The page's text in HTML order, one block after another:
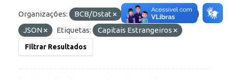
Organizações: BCB/Dstat Formatos:
HTML
JSON
Etiquetas: Capitais Estrangeiros
Filtrar Resultados